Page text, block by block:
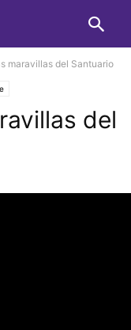
maravillas del Santuario
del